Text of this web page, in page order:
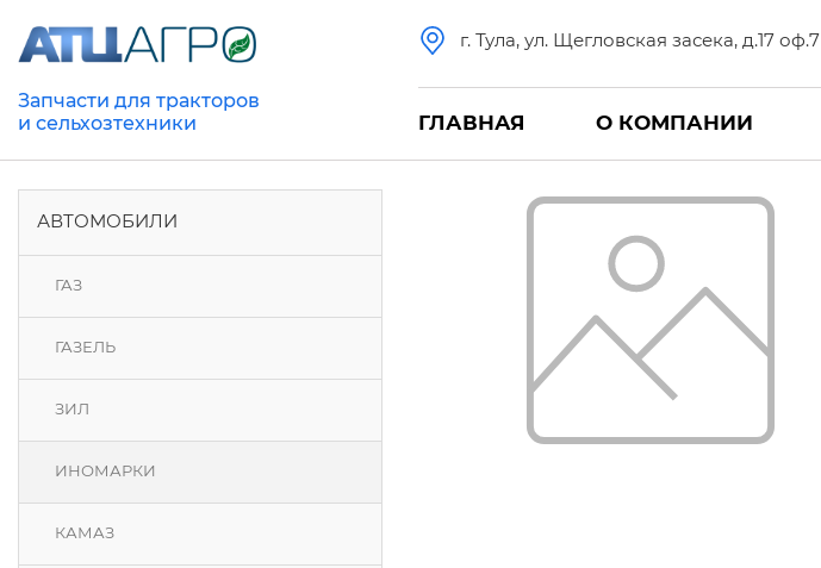
Запчасти для тракторов
и сельхозтехники
г. Тула, ул. Щегловская засека, д.17 оф.7
ГЛАВНАЯ О КОМПАНИИ
АВТОМОБИЛИ
ГАЗ
ГАЗЕЛЬ
ЗИЛ
ИНОМАРКИ
КАМАЗ